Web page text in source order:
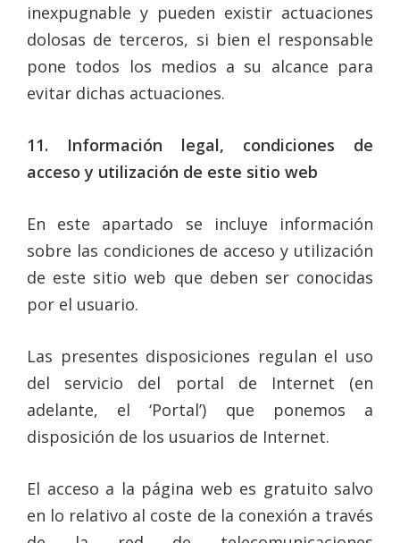
inexpugnable y pueden existir actuaciones
dolosas de terceros, si bien el responsable
pone todos los medios a su alcance para
evitar dichas actuaciones.
11. Información legal, condiciones de
acceso y utilización de este sitio web
En este apartado se incluye información
sobre las condiciones de acceso y utilización
de este sitio web que deben ser conocidas
por el usuario.
Las presentes disposiciones regulan el uso
del servicio del portal de Internet (en
adelante, el ‘Portal’) que ponemos a
disposición de los usuarios de Internet.
El acceso a la página web es gratuito salvo
en lo relativo al coste de la conexión a través